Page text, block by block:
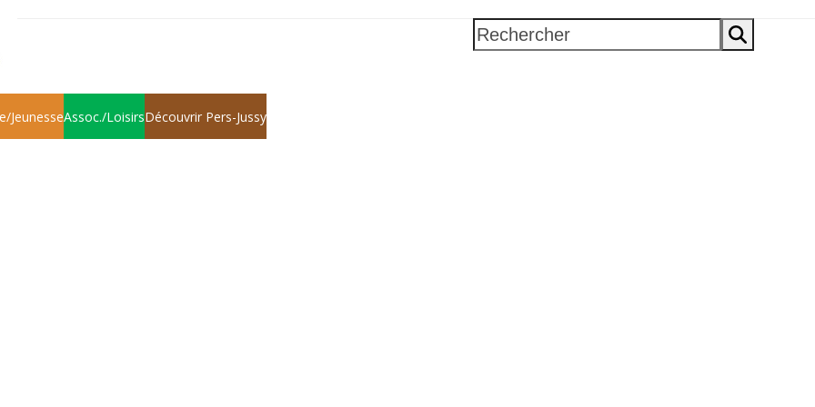
Rechercher
JeunesseAssoc./LoisirsDécouvrir Pers-Jussy